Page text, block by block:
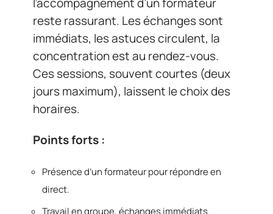
reste rassurant. Les échanges sont
immédiats, les astuces circulent, la
concentration est au rendez-vous.
Ces sessions, souvent courtes (deux
jours maximum), laissent le choix des
horaires.
Points forts :
Présence d’un formateur pour répondre en
direct.
Travail en groupe, échanges immédiats.